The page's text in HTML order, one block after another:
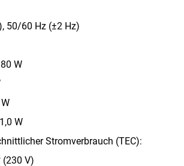
50/60 Hz (±2 Hz)
W
W
Stromverbrauch (TEC):
(230 V)